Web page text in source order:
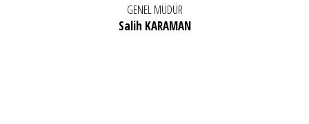
GENEL MÜDÜR
Salih KARAMAN